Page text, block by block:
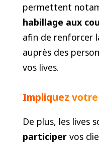
permettent
habillage aux
afin de renforcer
auprès des
vos lives.
Impliquez
De plus, les lives
participervos